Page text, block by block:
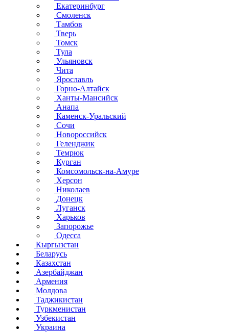
Екатеринбург
Смоленск
Тамбов
Тверь
Томск
Тула
Ульяновск
Чита
Ярославль
Горно-Алтайск
Ханты-Мансийск
Анапа
Каменск-Уральский
Сочи
Новороссийск
Геленджик
Темрюк
Курган
Комсомольск-на-Амуре
Херсон
Николаев
Донецк
Луганск
Харьков
Запорожье
Одесса
Кыргызстан
Беларусь
Казахстан
Азербайджан
Армения
Молдова
Таджикистан
Туркменистан
Узбекистан
Украина